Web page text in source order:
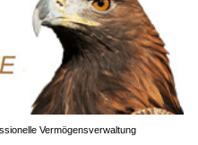
Vermögensverwaltung